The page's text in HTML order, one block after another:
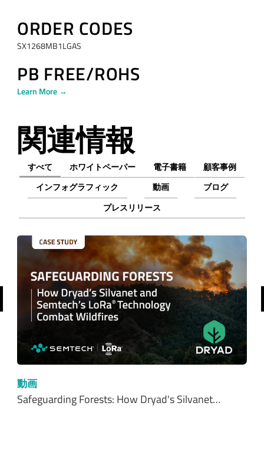
ORDER CODES
SX1268MB1LGAS
PB FREE/ROHS
Learn More →
関連情報
すべて ホワイトペーパー 電子書籍
顧客事例
インフォグラフィック
動画
ブログ
プレスリリース
動画
Safeguarding Forests: How Dryad's Silvanet…